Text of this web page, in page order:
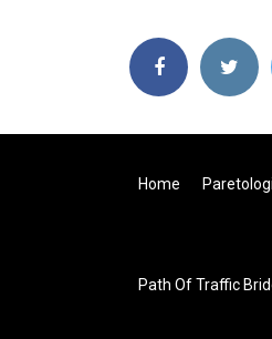
Home
Path Of Traffic